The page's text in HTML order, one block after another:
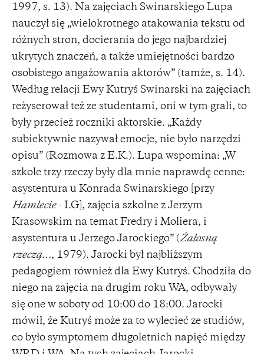
1997, s. 13). Na zajęciach Swinarskiego Lupa
nauczył się „wielokrotnego atakowania tekstu od
różnych stron, docierania do jego najbardziej
ukrytych znaczeń, a także umiejętności bardzo
osobistego angażowania aktorów” (tamże, s. 14).
Według relacji Ewy Kutryś Swinarski na zajęciach
reżyserował też ze studentami, oni w tym grali, to
były przecież roczniki aktorskie. „Każdy
subiektywnie nazywał emocje, nie było narzędzi
opisu” (Rozmowa z E.K.). Lupa wspomina: „W
szkole trzy rzeczy były dla mnie naprawdę cenne:
asystentura u Konrada Swinarskiego [przy
Hamlecie- I.G], zajęcia szkolne z Jerzym
Krasowskim na temat Fredry i Moliera, i
asystentura u Jerzego Jarockiego” (Żałosną
rzeczą…, 1979). Jarocki był najbliższym
pedagogiem również dla Ewy Kutryś. Chodziła do
niego na zajęcia na drugim roku WA, odbywały
się one w soboty od 10:00 do 18:00. Jarocki
mówił, że Kutryś może za to wylecieć ze studiów,
co było symptomem długoletnich napięć między